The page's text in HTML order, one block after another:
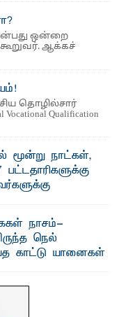
ஒன்றை
ஆக்கச்
தொழில்சார்
Qualification
மூன்று நாட்கள்,
தென்கிழக்குப்
விழா ...
நாசம்-
நெல்
காட்டு யானைகள்